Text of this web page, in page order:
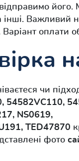
його.
інші. Важливий
Варіант оплати
чи
54582VC110,
NS0619,
TED47870
фото